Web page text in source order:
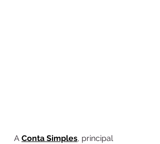
A Conta Simples, principal